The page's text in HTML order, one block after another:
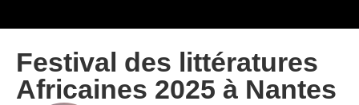
Festival des littératures
Africaines 2025 à Nantes